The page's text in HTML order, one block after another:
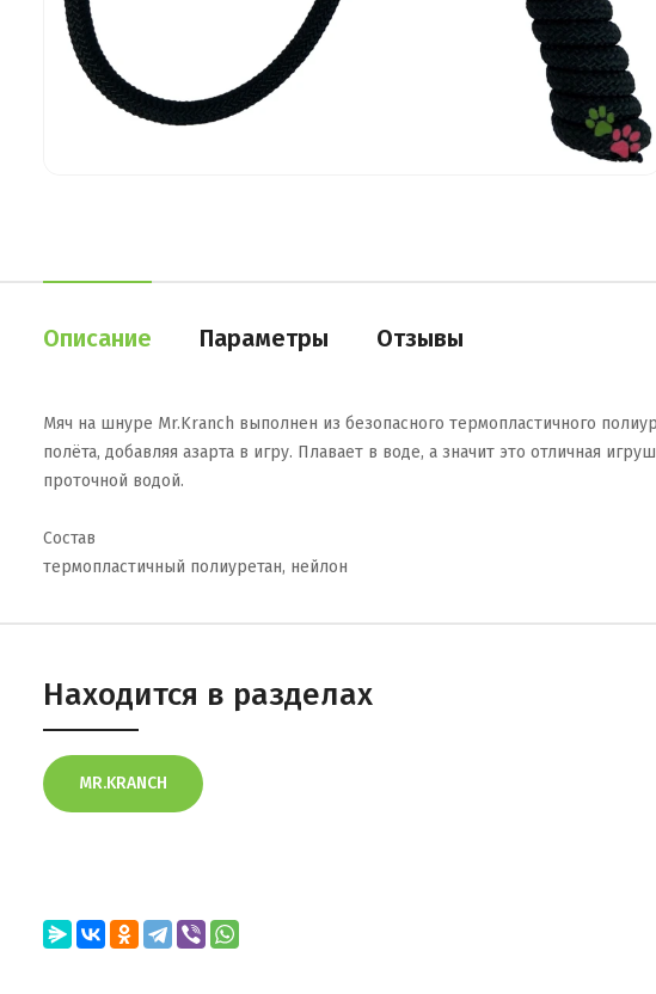
Описание Параметры Отзывы
Мяч на шнуре Mr.Kranch выполнен из безопасного термопластичного
полёта, добавляя азарта в игру. Плавает в воде, а значит это отличная
проточной водой.
Состав
термопластичный полиуретан, нейлон
Находится в разделах
MR.KRANCH